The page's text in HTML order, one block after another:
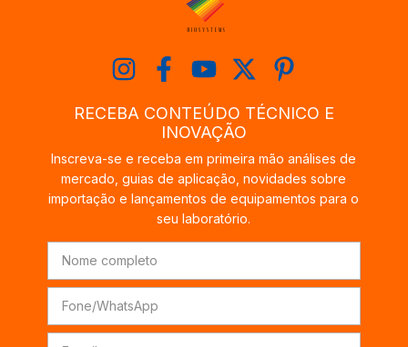
RECEBA CONTEÚDO TÉCNICO E
INOVAÇÃO
Inscreva-se e receba em primeira mão análises de
mercado, guias de aplicação, novidades sobre
importação e lançamentos de equipamentos para o
seu laboratório.